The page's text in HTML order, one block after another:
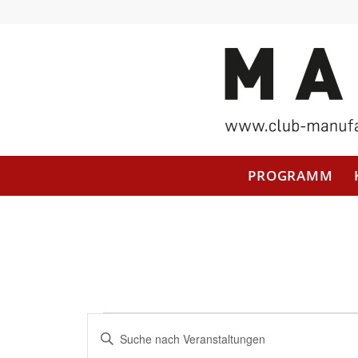
PROGRAMM
Veranstaltungen
Suche
Geben